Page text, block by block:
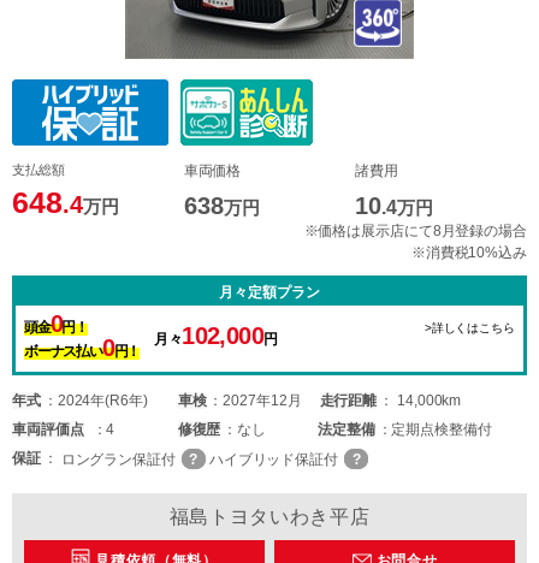
支払総額
648.4万円
車両価格
638万円
諸費用
10.4万円
※価格は展示店にて8月登録の場合
※消費税10%込み
月々定額プラン
頭金0円！
ボーナス払い0円！
月々102,000円
>詳しくはこちら
年式 2024年(R6年) 車検 2027年12月 走行距離
14,000km
車両評価点 4 修復歴 なし 法定整備
定期点検整備付
保証
ロングラン保証付 ハイブリッド保証付
福島トヨタいわき平店